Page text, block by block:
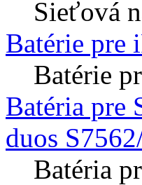
Sieťová
Batérie pre
Batérie
Batéria pre
duos
Batéria